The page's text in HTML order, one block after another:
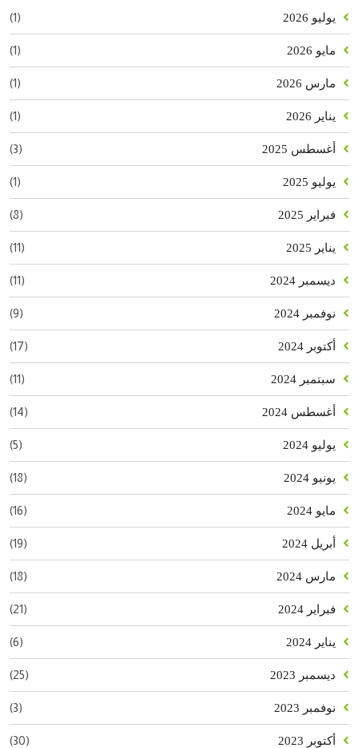
يوليو 2026 (1)
مايو 2026 (1)
مارس 2026 (1)
يناير 2026 (1)
أغسطس 2025 (3)
يوليو 2025 (1)
فبراير 2025 (8)
يناير 2025 (11)
ديسمبر 2024 (11)
نوفمبر 2024 (9)
أكتوبر 2024 (17)
سبتمبر 2024 (11)
أغسطس 2024 (14)
يوليو 2024 (5)
يونيو 2024 (18)
مايو 2024 (16)
أبريل 2024 (19)
مارس 2024 (18)
فبراير 2024 (21)
يناير 2024 (6)
ديسمبر 2023 (25)
نوفمبر 2023 (3)
أكتوبر 2023 (30)